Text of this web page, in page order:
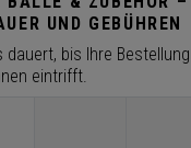
UND GEBÜHREN
dauert, bis Ihre
eintrifft.